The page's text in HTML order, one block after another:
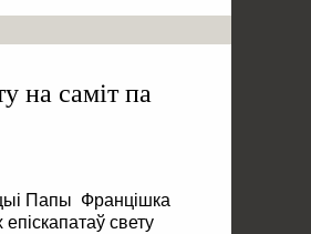
на саміт па
Папы Францішка
свету